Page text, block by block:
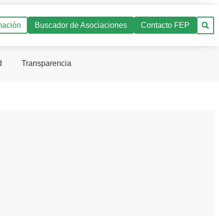
Buscador de Asociaciones Contacto FEP
Transparencia